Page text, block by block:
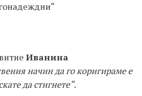
Иванина
начин да го коригираме е
да стигнете“.